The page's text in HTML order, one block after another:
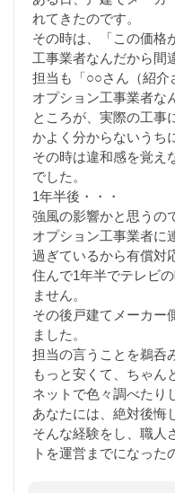
れてきたのです。
その時は、「この価格
工事業者なんだから間
担当も「○○さん（紹介
オプション工事業者な
ところが、実際の工事
かよく分からないうち
その時は違和感を覚え
でした。
1年半後・・・
強風の影響かと思うの
オプション工事業者に
過ぎているから有償対
住んで1年半でテレビ
ません。
その後戸建てメーカー
ました。
担当の言うことを鵜呑
もっと安くて、ちゃん
ネットで色々調べたり
あなたには、絶対後悔
そんな経験をし、職人
トを運営までになった